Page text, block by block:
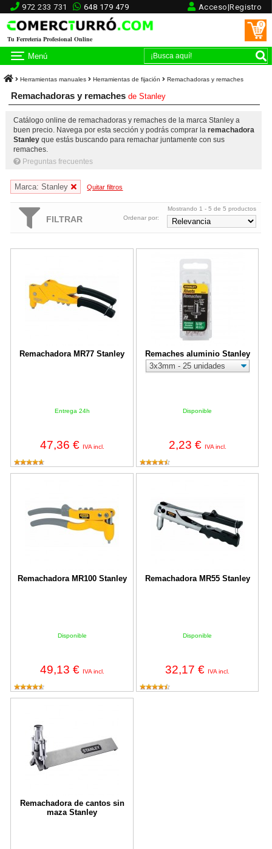
972 233 731 648 179 479 Acceso|Registro
Tu Ferretería Profesional Online
0
Menú
Herramientas manuales Herramientas de fijación Remachadoras y remaches
Remachadoras y remachesdeStanley
Catálogo online de remachadoras y remaches de la marca Stanley a
buen precio. Navega por esta sección y podrás comprar la remachadora
Stanleyque estás buscando para remachar juntamente con sus
remaches.
Preguntas frecuentes
Marca: Stanley Quitar filtros
FILTRAR
Mostrando 1 - 5 de 5 productos
Ordenar por:
Remachadora MR77 Stanley
Entrega 24h
47,36 € IVA incl.
Remaches aluminio Stanley
Disponible
2,23 € IVA incl.
Remachadora MR100 Stanley
Disponible
49,13 € IVA incl.
Remachadora MR55 Stanley
Disponible
32,17 € IVA incl.
Remachadora de cantos sin
maza Stanley